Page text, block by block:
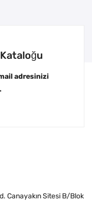
adresinizi
Canayakın Sitesi B/Blok